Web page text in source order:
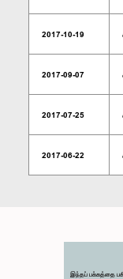
2017-10-19
2017-09-07
2017-07-25
2017-06-22
இந்தப் பக்கத்தை